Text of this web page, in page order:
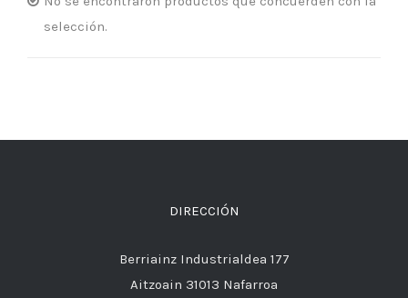
selección.
DIRECCIÓN
Berriainz Industrialdea 177
Aitzoain 31013 Nafarroa